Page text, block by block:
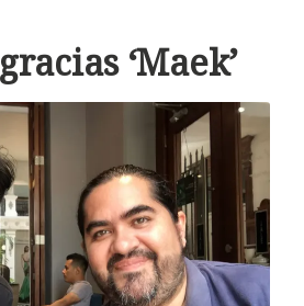
‘Maek’